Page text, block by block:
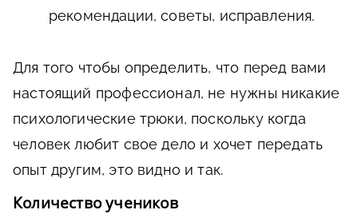
рекомендации, советы, исправления.
Для того чтобы определить, что перед вами
настоящий профессионал, не нужны никакие
психологические трюки, поскольку когда
человек любит свое дело и хочет передать
опыт другим, это видно и так.
Количество учеников